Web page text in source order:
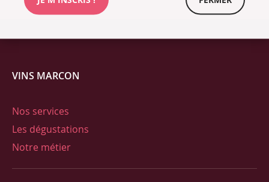
VINS MARCON
Nos services
Les dégustations
Notre métier